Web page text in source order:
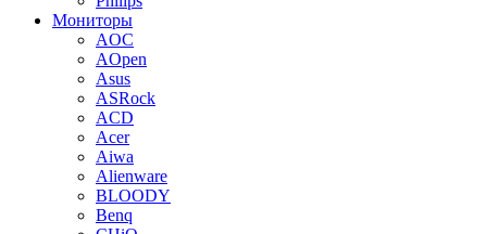
Мониторы
AOC
AOpen
Asus
ASRock
ACD
Acer
Aiwa
Alienware
BLOODY
Benq